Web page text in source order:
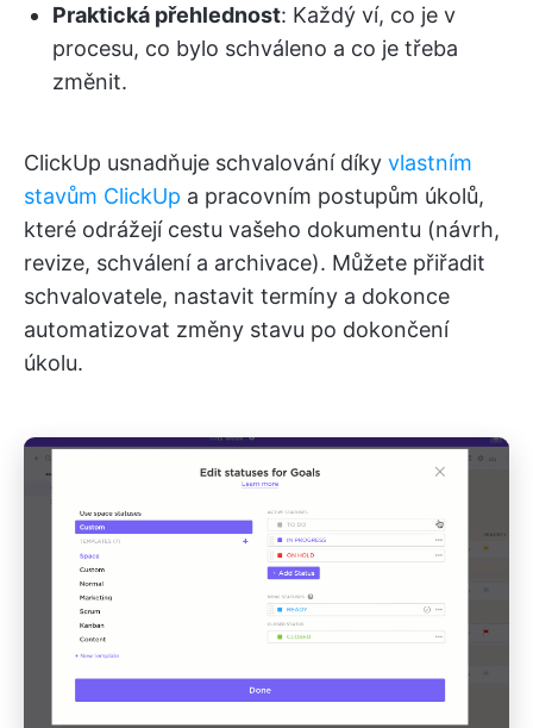
Praktická přehlednost: Každý ví, co je v
procesu, co bylo schváleno a co je třeba
změnit.
ClickUp usnadňuje schvalování díky vlastním
stavům ClickUp a pracovním postupům úkolů,
které odrážejí cestu vašeho dokumentu (návrh,
revize, schválení a archivace). Můžete přiřadit
schvalovatele, nastavit termíny a dokonce
automatizovat změny stavu po dokončení
úkolu.